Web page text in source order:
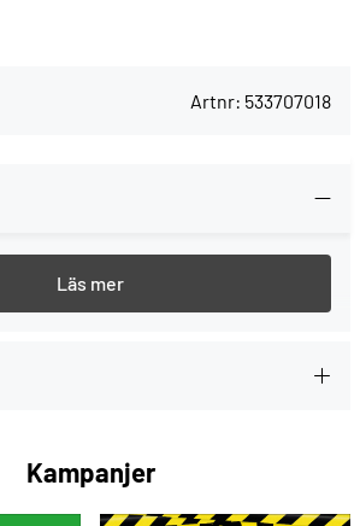
Artnr: 533707018
mantel.
Kampanjer